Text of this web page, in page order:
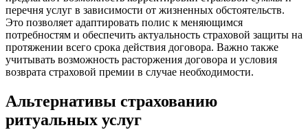
перечня услуг в зависимости от жизненных обстоятельств.
Это позволяет адаптировать полис к меняющимся
потребностям и обеспечить актуальность страховой защиты на
протяжении всего срока действия договора. Важно также
учитывать возможность расторжения договора и условия
возврата страховой премии в случае необходимости.
Альтернативы страхованию
ритуальных услуг